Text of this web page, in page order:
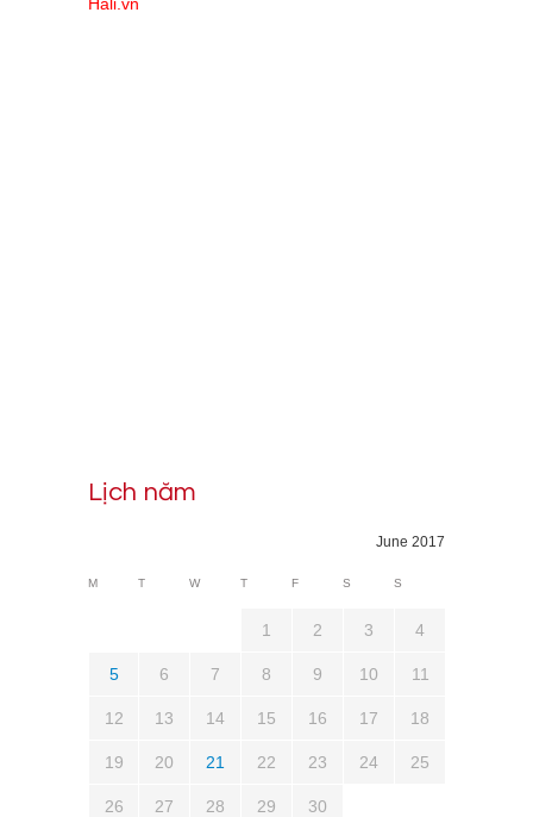
Lịch năm
June 2017
M T W T F S S
1 2 3 4
5 6 7 8 9 10 11
12 13 14 15 16 17 18
19 20 21 22 23 24 25
26 27 28 29 30